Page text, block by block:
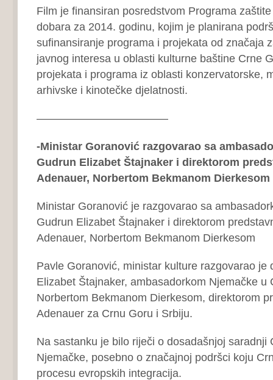
Film je finansiran posredstvom Programa
dobara za 2014. godinu, kojim je planirana
sufinansiranje programa i projekata od značaja
javnog interesa u oblasti kulturne baštine Crne
projekata i programa iz oblasti konzervatorske,
arhivske i kinotečke djelatnosti.
————————————
-Ministar Goranović razgovarao sa
Gudrun Elizabet Štajnaker i direktorom
Adenauer, Norbertom Bekmanom Dierkesom
Ministar Goranović je razgovarao sa
Gudrun Elizabet Štajnaker i direktorom
Adenauer, Norbertom Bekmanom Dierkesom
Pavle Goranović, ministar kulture razgovarao je
Elizabet Štajnaker, ambasadorkom Njemačke u
Norbertom Bekmanom Dierkesom, direktorom
Adenauer za Crnu Goru i Srbiju.
Na sastanku je bilo riječi o dosadašnjoj saradnji
Njemačke, posebno o značajnoj podršci koju
procesu evropskih integracija.